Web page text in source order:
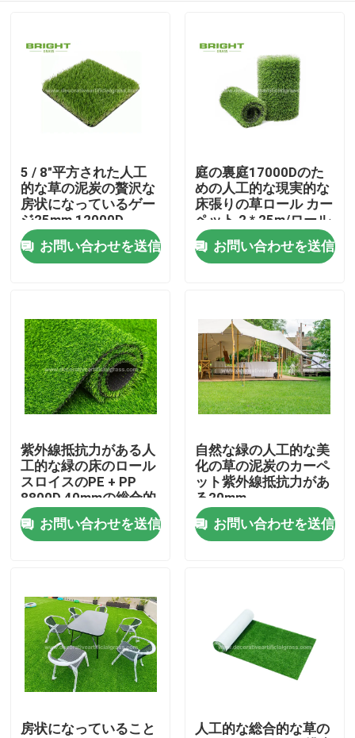
製品
私たちに関しては
品質管理
お問い合わせ
ケース
引用を要求
装飾的な人工的な草
5 / 8"平方された人工
的な草の泥炭の贅沢な
房状になっているゲー
ジ25mm 12000D
お問い合わせを送信
庭の裏庭17000Dのた
めの人工的な現実的な
床張りの草ロール カー
ペット 2 * 25m/ロール
お問い合わせを送信
紫外線抵抗力がある人
工的な緑の床のロール
スロイスのPE + PP
8800D 40mmの総合的
な草のカーペット
お問い合わせを送信
自然な緑の人工的な美
化の草の泥炭のカーペ
ット紫外線抵抗力があ
る20mm
お問い合わせを送信
房状になっていること
人工的な総合的な草の